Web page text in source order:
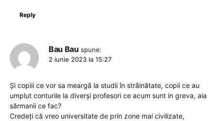
Reply
Bau Bau spune:
2 iunie 2023 la 15:27
Și copiii ce vor sa meargă la studii în străinătate, copii ce au
umplut conturile la diverși profesori ce acum sunt in greva, aia
sărmanii ce fac?
Credeți că vreo universitate de prin zone mai civilizate,